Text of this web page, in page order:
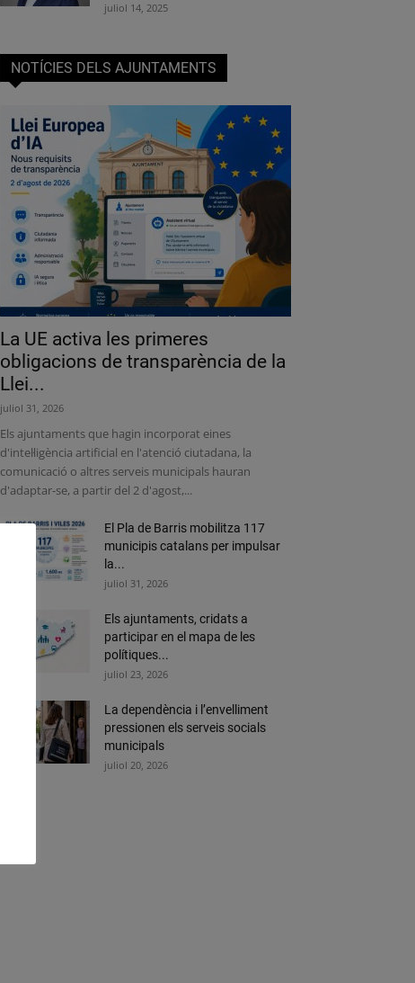
juliol 14, 2025
NOTÍCIES DELS AJUNTAMENTS
La UE activa les primeres
obligacions de transparència de la
Llei...
juliol 31, 2026
Els ajuntaments que hagin incorporat eines
d'intel·ligència artificial en l'atenció ciutadana, la
comunicació o altres serveis municipals hauran
d'adaptar-se, a partir del 2 d'agost,...
El Pla de Barris mobilitza 117
municipis catalans per impulsar
la...
juliol 31, 2026
Els ajuntaments, cridats a
participar en el mapa de les
polítiques...
juliol 23, 2026
La dependència i l’envelliment
pressionen els serveis socials
municipals
juliol 20, 2026